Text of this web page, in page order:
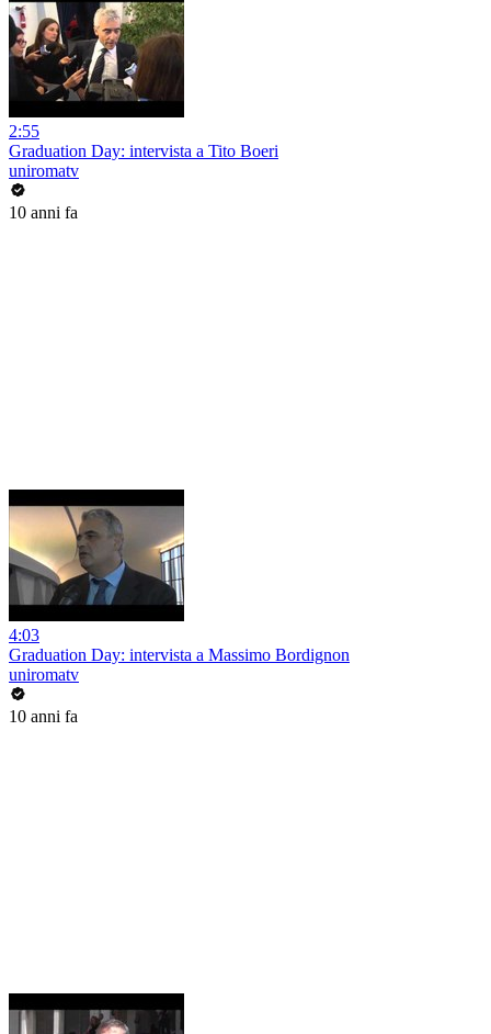
2:55
Graduation Day: intervista a Tito Boeri
uniromatv
10 anni fa
4:03
Graduation Day: intervista a Massimo Bordignon
uniromatv
10 anni fa